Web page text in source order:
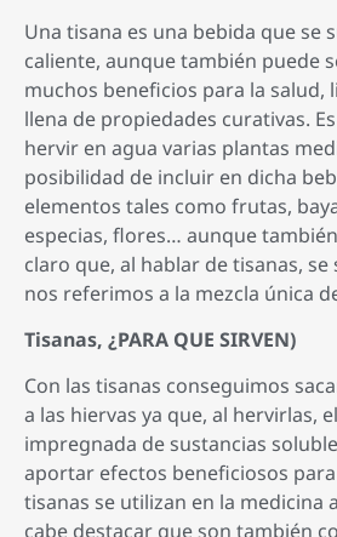
Una tisana es una bebida que se
caliente, aunque también puede
muchos beneficios para la salud,
llena de propiedades curativas.
hervir en agua varias plantas
posibilidad de incluir en dicha
elementos tales como frutas,
especias, flores… aunque
claro que, al hablar de tisanas,
nos referimos a la mezcla única
Tisanas, ¿PARA QUE SIRVEN)
Con las tisanas conseguimos
a las hiervas ya que, al hervirlas,
impregnada de sustancias
aportar efectos beneficiosos para
tisanas se utilizan en la medicina
cabe destacar que son también